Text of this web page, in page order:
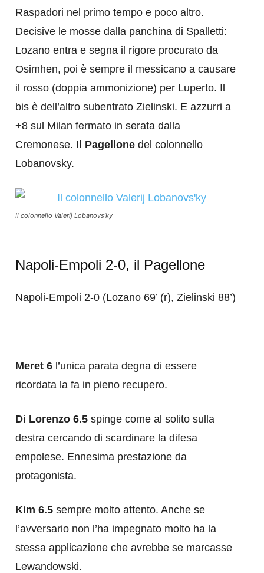
Raspadori nel primo tempo e poco altro.
Decisive le mosse dalla panchina di Spalletti:
Lozano entra e segna il rigore procurato da
Osimhen, poi è sempre il messicano a causare
il rosso (doppia ammonizione) per Luperto. Il
bis è dell’altro subentrato Zielinski. E azzurri a
+8 sul Milan fermato in serata dalla
Cremonese. Il Pagellone del colonnello
Lobanovsky.
Il colonnello Valerij Lobanovs’ky
Napoli-Empoli 2-0, il Pagellone
Napoli-Empoli 2-0 (Lozano 69’ (r), Zielinski 88’)
Meret 6 l’unica parata degna di essere
ricordata la fa in pieno recupero.
Di Lorenzo 6.5 spinge come al solito sulla
destra cercando di scardinare la difesa
empolese. Ennesima prestazione da
protagonista.
Kim 6.5 sempre molto attento. Anche se
l’avversario non l’ha impegnato molto ha la
stessa applicazione che avrebbe se marcasse
Lewandowski.